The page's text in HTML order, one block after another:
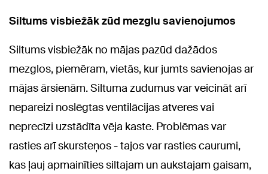
Siltums visbiežāk zūd mezglu savienojumos
Siltums visbiežāk no mājas pazūd dažādos
mezglos, piemēram, vietās, kur jumts savienojas ar
mājas ārsienām. Siltuma zudumus var veicināt arī
nepareizi noslēgtas ventilācijas atveres vai
neprecīzi uzstādīta vēja kaste. Problēmas var
rasties arī skursteņos - tajos var rasties caurumi,
kas ļauj apmainīties siltajam un aukstajam gaisam,